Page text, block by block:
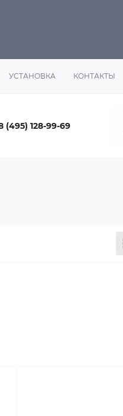
УСТАНОВКА КОНТАКТЫ
(495) 128-99-69